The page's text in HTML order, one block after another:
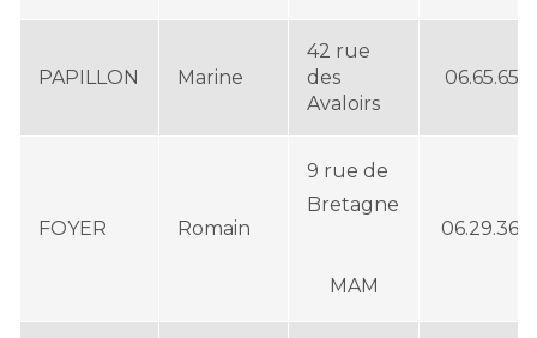
PAPILLON Marine
42 rue
des
Avaloirs
FOYER Romain
9 rue de
Bretagne
MAM